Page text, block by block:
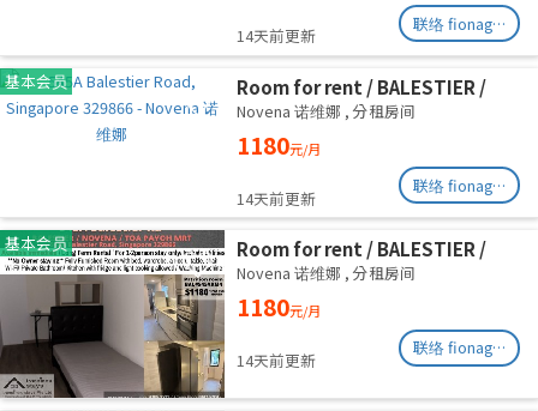
14天前更新
联络 fionag@transinex.com.sg
基本会员
Room for rent / BALESTIER /
NOVENA / Common room / 1pax
stay / Available immediate
Novena 诺维娜 , 分租房间
1180元/月
14天前更新
联络 fionag@transinex.com.sg
基本会员
Room for rent / BALESTIER /
NOVENA / Common room / 1pax
stay / Available immediate
Novena 诺维娜 , 分租房间
1180元/月
14天前更新
联络 fionag@transinex.com.sg